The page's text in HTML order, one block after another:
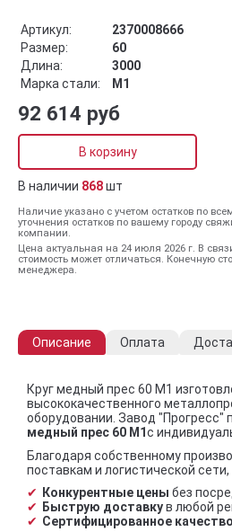
Артикул:
2370008666
Размер:
60
Длина:
3000
Марка стали:
М1
92 614 руб
В корзину
В наличии 868шт
Наличие указано с учетом остатков по
уточнения остатков по вашему городу
компании.
Цена актуальная на 24 июля 2026 г. В
стоимость может отличаться. Конечную
менеджера.
Описание Оплата
Круг медный прес 60 М1
высококачественного
оборудовании. Завод "Прогресс"
медный прес 60 М1с
Благодаря собственному
поставкам и логистической
Конкурентные цены без
Быструю доставкув любой
Сертифицированное качество